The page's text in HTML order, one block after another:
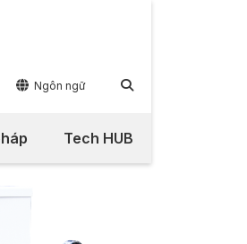
 Ngôn ngữ 
Tech HUB